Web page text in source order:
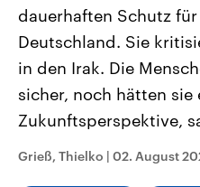
Landtagswahl Sachsen-Anhalt
2026
Alle Informationen
Sachsen-Anhalt wählt am 6.
September 2026 einen neuen
Landtag. Seit 2021 wird das
Bundesland von einer
Umfragen, Prognosen,
und Hintergründe zu den
und Kandidaten der
Sendungen Programm
dauerhaften Schutz
Deutschland. Sie
in den Irak. Die
sicher, noch hätten sie
Zukunftsperspektive,
Grieß, Thielko | 02. August